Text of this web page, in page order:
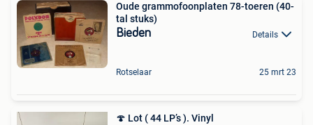
Oude grammofoonplaten 78-toeren (40-
tal stuks)
Bieden Details
Rotselaar 25 mrt 23
🍄 Lot ( 44 LP’s ). Vinyl